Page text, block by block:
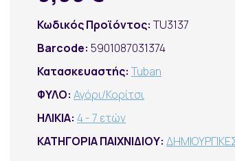
Κωδικός Προϊόντος: TU3137
Barcode: 5901087031374
Κατασκευαστής: Tuban
ΦΥΛΟ: Αγόρι/Κορίτσι
ΗΛΙΚΙΑ: 4 - 7 ετών
ΚΑΤΗΓΟΡΙΑ ΠΑΙΧΝΙΔΙΟΥ: